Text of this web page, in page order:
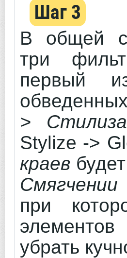
Шаг 3
В общей
три
первый
>
Stylize ->
краев
Смягчении
при
убрать